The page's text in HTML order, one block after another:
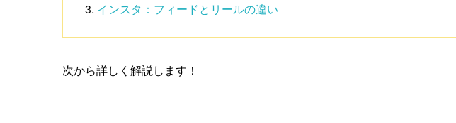
インスタ：フィードとリールの違い
次から詳しく解説します！